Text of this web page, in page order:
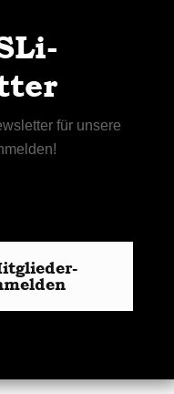
für unsere